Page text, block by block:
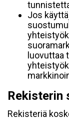
Jos
luovuttaa
Rekisterin
Rekisteriä